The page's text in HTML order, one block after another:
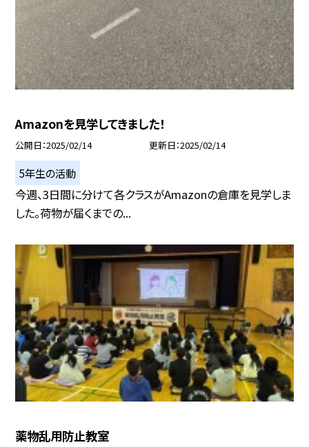
Amazonを見学してきました！
公開日 2025/02/14 更新日 2025/02/14
5年生の活動
今週、3日間に分けて各クラスがAmazonの倉庫を見学しま
した。荷物が届くまでの...
薬物乱用防止教室